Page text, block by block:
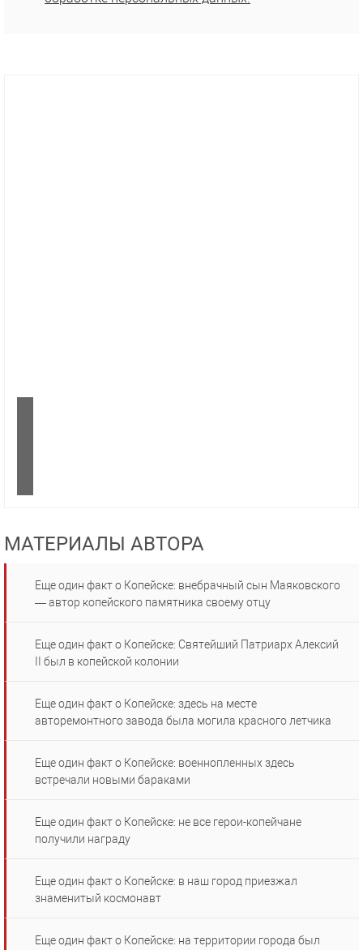
МАТЕРИАЛЫ АВТОРА
Еще один факт о Копейске: внебрачный сын Маяковского
— автор копейского памятника своему отцу
Еще один факт о Копейске: Святейший Патриарх Алексий
II был в копейской колонии
Еще один факт о Копейске: здесь на месте
авторемонтного завода была могила красного летчика
Еще один факт о Копейске: военнопленных здесь
встречали новыми бараками
Еще один факт о Копейске: не все герои-копейчане
получили награду
Еще один факт о Копейске: в наш город приезжал
знаменитый космонавт
Еще один факт о Копейске: на территории города был